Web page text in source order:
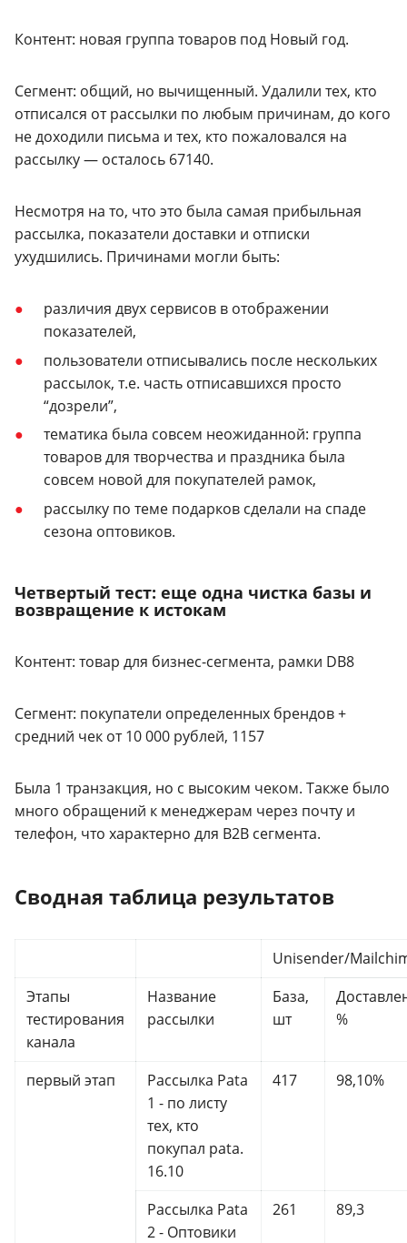
Контент: новая группа товаров под Новый год.
Сегмент: общий, но вычищенный. Удалили тех, кто
отписался от рассылки по любым причинам, до кого
не доходили письма и тех, кто пожаловался на
рассылку — осталось 67140.
Несмотря на то, что это была самая прибыльная
рассылка, показатели доставки и отписки
ухудшились. Причинами могли быть:
различия двух сервисов в отображении
показателей,
пользователи отписывались после нескольких
рассылок, т.е. часть отписавшихся просто
“дозрели”,
тематика была совсем неожиданной: группа
товаров для творчества и праздника была
совсем новой для покупателей рамок,
рассылку по теме подарков сделали на спаде
сезона оптовиков.
Четвертый тест: еще одна чистка базы и
возвращение к истокам
Контент: товар для бизнес-сегмента, рамки DB8
Сегмент: покупатели определенных брендов +
средний чек от 10 000 рублей, 1157
Была 1 транзакция, но с высоким чеком. Также было
много обращений к менеджерам через почту и
телефон, что характерно для B2B сегмента.
Сводная таблица результатов
Unisender/
Этапы
тестирования
канала
Название
рассылки
База,
шт
%
первый этап
Рассылка Pata
1 - по листу
тех, кто
покупал pata.
16.10
417 98,10%
Рассылка Pata
2 - Оптовики
261 89,3